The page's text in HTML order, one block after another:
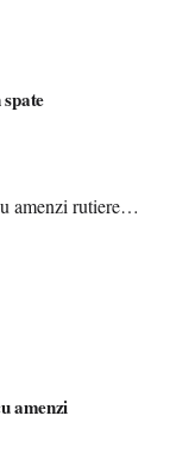
în spate
amenzi